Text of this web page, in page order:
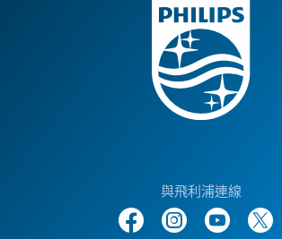
與飛利浦連線